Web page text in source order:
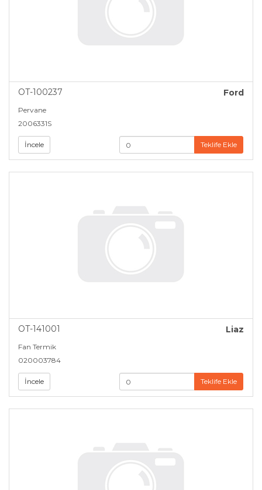
OT-100237 Ford
Pervane
2006331S
İncele Teklife Ekle
OT-141001 Liaz
Fan Termik
020003784
İncele Teklife Ekle